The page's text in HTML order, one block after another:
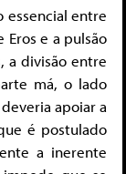
essencial entre
Eros e a pulsão
a divisão entre
má, o lado
apoiar a
é postulado
a inerente